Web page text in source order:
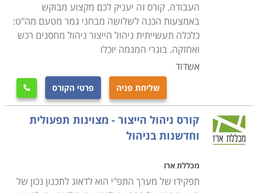
העבודה. קורס זה יעניק לכם מקצוע מבוקש
באמצעות הכנה לשלושה מבחני גמר מטעם מה"ט:
כלכלה תעשייתית ניהול הייצור ניהול מחסנים רכש
ואחזקה. בוגרי המגמה יוכלו
אשדוד
שליחת פניה פרטי הקורס 
קורס ניהול הייצור - מצוינות תפעולית
וחדשנות בניהול
מכללת ארז
תפקידו של מערך התפ"י הוא לדאוג לתכנון נכון של